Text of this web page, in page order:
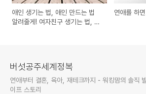
애인 생기는 법, 애인 만드는 법
알려줄게! 여자친구 생기는 법, 남
연애를 하
버섯공주세계정복
연애부터 결혼, 육아, 재테크까지 - 워킹맘의 솔직
이프 스토리